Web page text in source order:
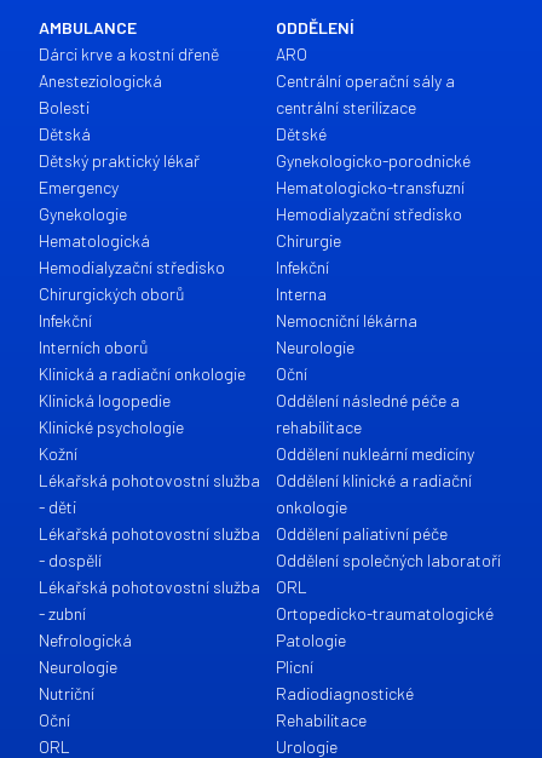
AMBULANCE
Dárci krve a kostní dřeně
Anesteziologická
Bolesti
Dětská
Dětský praktický lékař
Emergency
Gynekologie
Hematologická
Hemodialyzační středisko
Chirurgických oborů
Infekční
Interních oborů
Klinická a radiační onkologie
Klinická logopedie
Klinické psychologie
Kožní
Lékařská pohotovostní služba
- děti
Lékařská pohotovostní služba
- dospělí
Lékařská pohotovostní služba
- zubní
Nefrologická
Neurologie
Nutriční
Oční
ORL
ODDĚLENÍ
ARO
Centrální operační sály a
centrální sterilizace
Dětské
Gynekologicko-porodnické
Hematologicko-transfuzní
Hemodialyzační středisko
Chirurgie
Infekční
Interna
Nemocniční lékárna
Neurologie
Oční
Oddělení následné péče a
rehabilitace
Oddělení nukleární medicíny
Oddělení klinické a radiační
onkologie
Oddělení paliativní péče
Oddělení společných laboratoří
ORL
Ortopedicko-traumatologické
Patologie
Plicní
Radiodiagnostické
Rehabilitace
Urologie